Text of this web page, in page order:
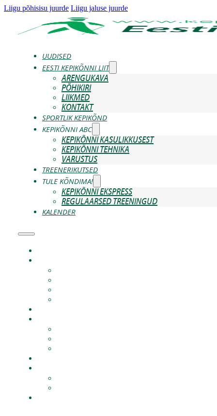
Liigu põhisisu juurde Liigu jaluse juurde
UUDISED
EESTI KEPIKÕNNI LIIT
ARENGUKAVA
PÕHIKIRI
LIIKMED
KONTAKT
SPORTLIK KEPIKÕND
KEPIKÕNNI ABC
KEPIKÕNNI KASULIKKUSEST
KEPIKÕNNI TEHNIKA
VARUSTUS
TREENERIKUTSED
TULE KÕNDIMA!
KEPIKÕNNI EKSPRESS
REGULAARSED TREENINGUD
KALENDER